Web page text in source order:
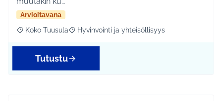
Arvioitavana
Rajaa tulokset aihepiirin mukaan: Koko Tuusula
Koko Tuusula Rajaa tulokset teeman mukaan: Hyvinvointi ja
Hyvinvointi ja yhteisöllisyys
Tutustu